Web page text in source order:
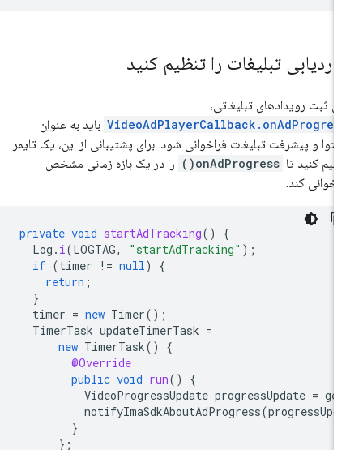
ردیابی تبلیغات را تنظیم کنید
ثبت رویدادهای تبلیغاتی،
باید به عنوان
و پیشرفت تبلیغات فراخوانی شود. برای پشتیبانی از این، یک تایمر
کنید تا onAdProgress()
را در یک بازه زمانی مشخص
کند.
private void startAdTracking ()
Log.i(LOGTAG, "startAdTracking"
if (timer != null
return
timer
= new Timer
TimerTask updateTimerTask
new TimerTask ()
@Override
public void run ()
VideoProgressUpdate progressUpdate =
notifyImaSdkAboutAdProgress(